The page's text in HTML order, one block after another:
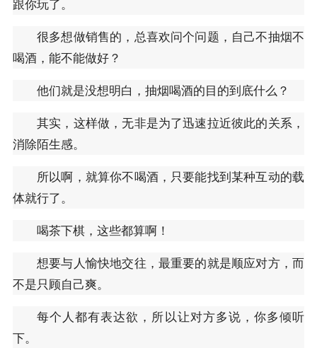
跟你玩了。
很多想做销售的，总喜欢问个问题，自己不抽烟不
喝酒，能不能做好？
他们就是没想明白，抽烟喝酒的目的到底什么？
其实，这样做，无非是为了迅速拉近彼此的关系，
消除陌生感。
所以啊，就算你不喝酒，只要能找到某种互动的载
体就行了。
喝茶下棋，这些都算啊！
想要与人愉快地交往，最重要的就是顺应对方，而
不是只顾自己爽。
每个人都有表达欲，所以让对方多说，你多倾听
下。